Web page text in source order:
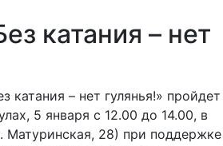
катания – нет
катания – нет гулянья!» пройдет
5 января с 12.00 до 14.00, в
Матуринская, 28) при поддержке